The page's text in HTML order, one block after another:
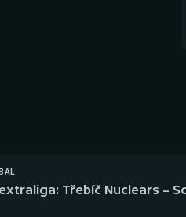
Třebíč Nuclears –